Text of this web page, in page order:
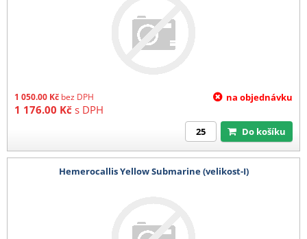
1 050.00 Kč bez DPH
1 176.00 Kč s DPH
na objednávku
Do košíku
Hemerocallis Yellow Submarine (velikost-I)